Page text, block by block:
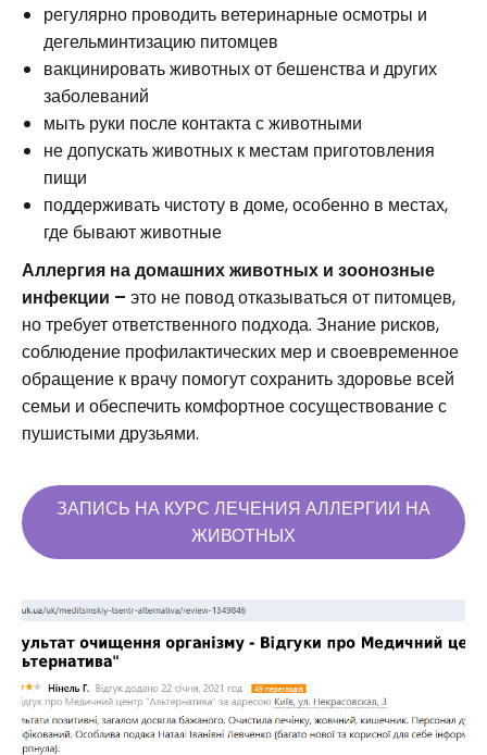
регулярно проводить ветеринарные осмотры и
дегельминтизацию питомцев
вакцинировать животных от бешенства и других
заболеваний
мыть руки после контакта с животными
не допускать животных к местам приготовления
пищи
поддерживать чистоту в доме, особенно в местах,
где бывают животные
Аллергия на домашних животных и зоонозные
инфекции – это не повод отказываться от питомцев,
но требует ответственного подхода. Знание рисков,
соблюдение профилактических мер и своевременное
обращение к врачу помогут сохранить здоровье всей
семьи и обеспечить комфортное сосуществование с
пушистыми друзьями.
ЗАПИСЬ НА КУРС ЛЕЧЕНИЯ АЛЛЕРГИИ НА
ЖИВОТНЫХ